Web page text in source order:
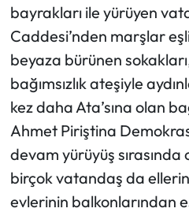
bayrakları ile yürüyen
Caddesi’nden marşlar
beyaza bürünen
bağımsızlık ateşiyle
kez daha Ata’sına olan
Ahmet Piriştina
devam yürüyüş sırasında
birçok vatandaş da
evlerinin balkonlarından